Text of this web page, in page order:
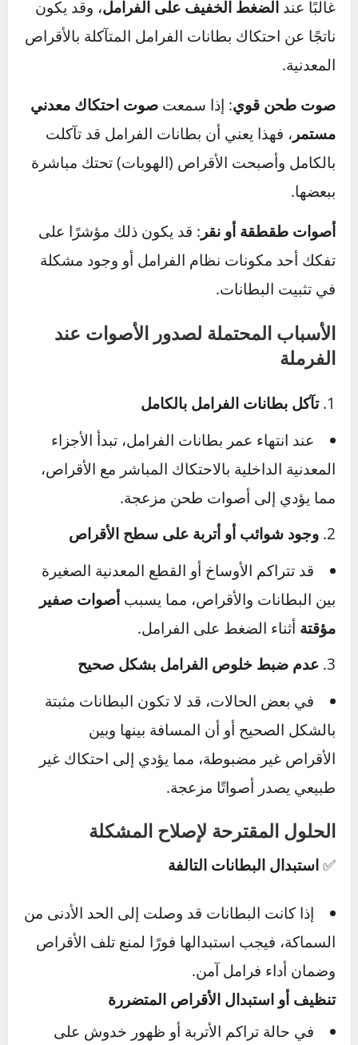
دوري للحفاظ على سلامتك وسلامة الآخرين.
صدور أصوات غير طبيعية عند
الفرملة – الأسباب والحلول
يُعد سماع أصوات غير طبيعية عند الضغط على
الفراملمن العلامات الواضحة التي تشير إلى وجود
مشكلة في نظام الفرامل، والتي لا يجب تجاهلها. قد
تكون هذه الأصوات على شكل صفير حاد أو صوت
طحن معدني، مما قد يدل على تآكل أحد مكونات
الفرامل أو وجود شوائب تؤثر على أدائها.
الأعراض: كيف تميز مشكلة أصوات الفرامل؟
صفير عند الضغط على الفرامل
غالبًا عندالضغط الخفيف على الفرامل
ناتجًا عن احتكاك بطانات الفرامل المتآكلة بالأقراص
المعدنية.
صوت طحن قوي: إذا سمعت صوت احتكاك معدني
مستمر، فهذا يعني أن بطانات الفرامل قد تآكلت
بالكامل وأصبحت الأقراص (الهوبات) تحتك مباشرة
ببعضها.
أصوات طقطقة أو نقر : قد يكون ذلك مؤشرًا على
تفكك أحد مكونات نظام الفرامل أو وجود مشكلة
في تثبيت البطانات.
الأسباب المحتملة لصدور الأصوات عند
الفرملة
تآكل بطانات الفرامل بالكامل
عند انتهاء عمر بطانات الفرامل، تبدأ الأجزاء
مما يؤدي إلى أصوات طحن مزعجة.
وجود شوائب أو أتربة على سطح الأقراص
قد تتراكم الأوساخ أو القطع المعدنية الصغيرة
بين البطانات والأقراص، مما يسببأصوات صفير